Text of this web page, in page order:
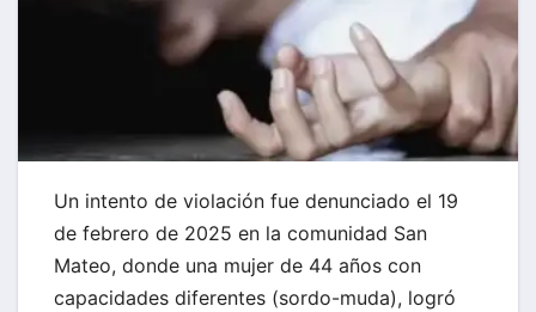
Un intento de violación fue denunciado el 19
de febrero de 2025 en la comunidad San
Mateo, donde una mujer de 44 años con
capacidades diferentes (sordo-muda), logró